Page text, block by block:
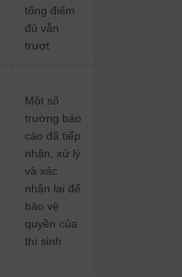
tổng điểm
đủ vẫn
trượt
Một số
trường báo
cáo đã tiếp
nhận, xử lý
và xác
nhận lại để
bảo vệ
quyền của
thí sinh